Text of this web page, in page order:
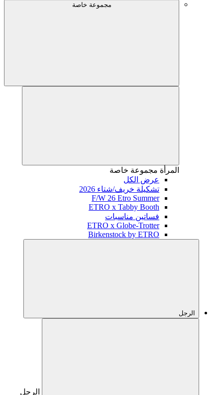
مجموعة خاصة
المرأة مجموعة خاصة
عرض الكل
تشكيلة خريف/شتاء 2026
F/W 26 Etro Summer
ETRO x Tabby Booth
فساتين مناسبات
ETRO x Globe-Trotter
Birkenstock by ETRO
الرجل
الرجل